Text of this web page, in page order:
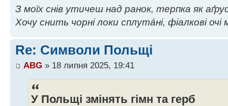
З моїх снів утичеш над ранок, терпка як
Хочу снить чорні локи сплута́ні, фіалкові очі
Re: Символи Польщі
ABG » 18 липня 2025, 19:41
У Польщі змінять гімн та герб